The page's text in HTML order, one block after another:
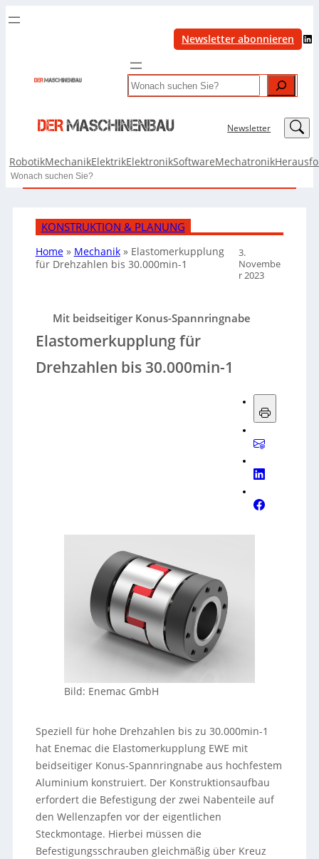
Newsletter abonnieren LinkedIn
Search
Newsletter LinkedIn
RobotikMechanikElektrikElektronikSoftwareMechatronik
Search
KONSTRUKTION & PLANUNG
Home» Mechanik» Elastomerkupplung
für Drehzahlen bis 30.000min-1
3.
Novembe
r 2023
Mit beidseitiger Konus-Spannringnabe
Elastomerkupplung für
Drehzahlen bis 30.000min-1
Bild: Enemac GmbH
Speziell für hohe Drehzahlen bis zu 30.000min-1
hat Enemac die Elastomerkupplung EWE mit
beidseitiger Konus-Spannringnabe aus hochfestem
Aluminium konstruiert. Der Konstruktionsaufbau
erfordert die Befestigung der zwei Nabenteile auf
den Wellenzapfen vor der eigentlichen
Steckmontage. Hierbei müssen die
Befestigungsschrauben gleichmäßig über Kreuz